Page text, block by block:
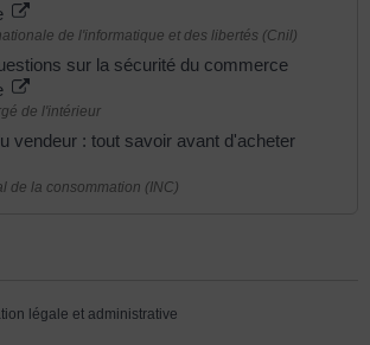
de l'informatique et des libertés (Cnil)
sur la sécurité du commerce
de l'intérieur
vendeur : tout savoir avant d'acheter
de la consommation (INC)
légale et administrative